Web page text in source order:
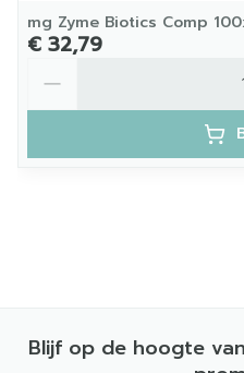
mg Zyme Biotics Comp
€ 32,79
Blijf op de hoogte